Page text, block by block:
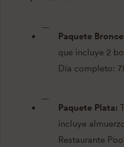
Paquete
que incluye 2
Día completo:
Paquete Plata:
incluye
Restaurante